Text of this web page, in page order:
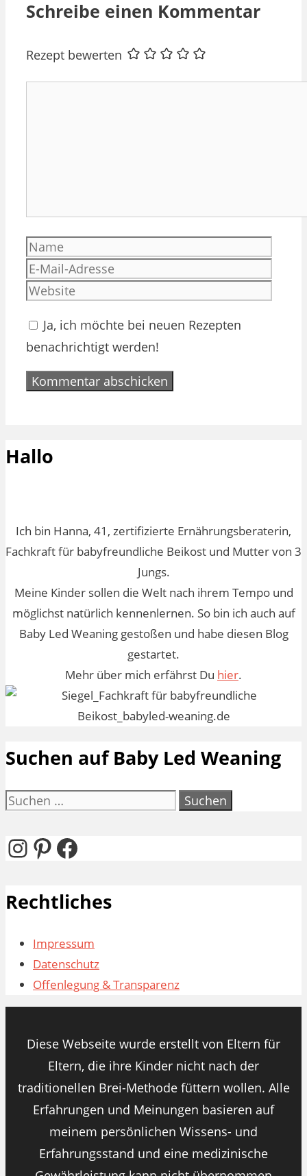
Schreibe einen Kommentar
Rezept bewerten
Name
Ja, ich möchte bei neuen Rezepten
benachrichtigt werden!
Hallo
Ich bin Hanna, 41, zertifizierte Ernährungsberaterin,
Fachkraft für babyfreundliche Beikost und Mutter von 3
Jungs.
Meine Kinder sollen die Welt nach ihrem Tempo und
möglichst natürlich kennenlernen. So bin ich auch auf
Baby Led Weaning gestoßen und habe diesen Blog
gestartet.
Mehr über mich erfährst Du hier.
Suchen auf Baby Led Weaning
Suchen
Instagram
Pinterest
Facebook
Rechtliches
Impressum
Datenschutz
Offenlegung & Transparenz
Diese Webseite wurde erstellt von Eltern für
Eltern, die ihre Kinder nicht nach der
traditionellen Brei-Methode füttern wollen. Alle
Erfahrungen und Meinungen basieren auf
meinem persönlichen Wissens- und
Erfahrungsstand und eine medizinische